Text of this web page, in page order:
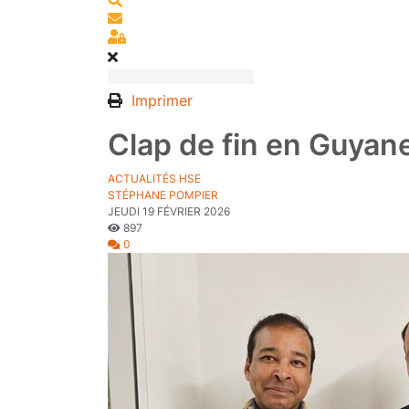
S'abonner au blog
Sign In
Imprimer
Clap de fin en
ACTUALITÉS HSE
STÉPHANE POMPIER
JEUDI 19 FÉVRIER 2026
897
0